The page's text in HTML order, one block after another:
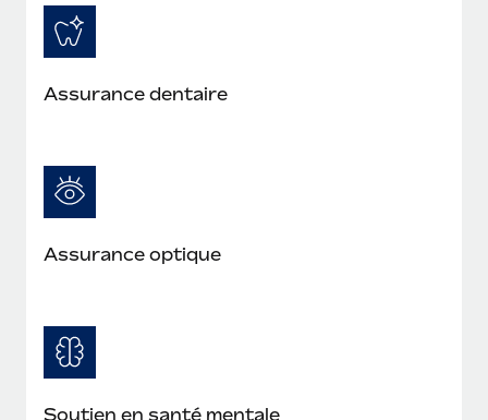
Assurance dentaire
Assurance optique
Soutien en santé mentale